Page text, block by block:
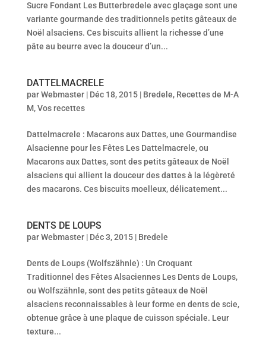
Sucre Fondant Les Butterbredele avec glaçage sont une
variante gourmande des traditionnels petits gâteaux de
Noël alsaciens. Ces biscuits allient la richesse d’une
pâte au beurre avec la douceur d’un...
DATTELMACRELE
parWebmaster| Déc 18, 2015| Bredele, Recettes de M-A
M,Vos recettes
Dattelmacrele : Macarons aux Dattes, une Gourmandise
Alsacienne pour les Fêtes Les Dattelmacrele, ou
Macarons aux Dattes, sont des petits gâteaux de Noël
alsaciens qui allient la douceur des dattes à la légèreté
des macarons. Ces biscuits moelleux, délicatement...
DENTS DE LOUPS
parWebmaster| Déc 3, 2015| Bredele
Dents de Loups (Wolfszähnle) : Un Croquant
Traditionnel des Fêtes Alsaciennes Les Dents de Loups,
ou Wolfszähnle, sont des petits gâteaux de Noël
alsaciens reconnaissables à leur forme en dents de scie,
obtenue grâce à une plaque de cuisson spéciale. Leur
texture...